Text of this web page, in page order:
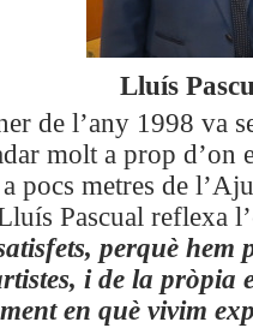
Lluís
de l’any 1998 va
molt a prop d’on
pocs metres de
Pascual reflexa
perquè hem
i de la pròpia
en què vivim